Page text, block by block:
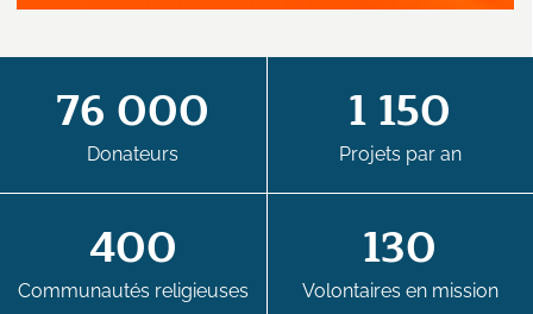
76 000
Donateurs
1 150
Projets par an
400
Communautés religieuses
130
Volontaires en mission